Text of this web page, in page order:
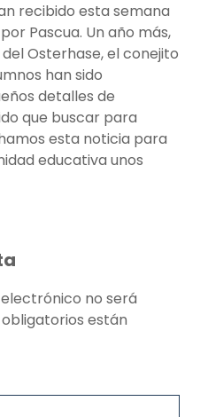
recibido esta semana
Pascua. Un año más,
Osterhase, el conejito
han sido
detalles de
que buscar para
esta noticia para
educativa unos
no será
están